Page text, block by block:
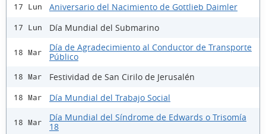
17 Lun Aniversario del Nacimiento de Gottlieb Daimler
17 Lun Día Mundial del Submarino
18 Mar
Día de Agradecimiento al Conductor de Transporte
Público
18 Mar Festividad de San Cirilo de Jerusalén
18 Mar Día Mundial del Trabajo Social
18 Mar
Día Mundial del Síndrome de Edwards o Trisomía
18